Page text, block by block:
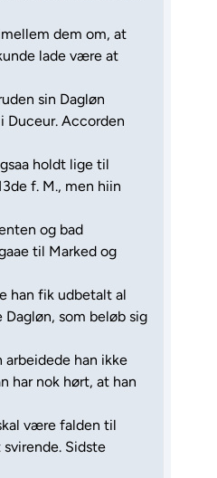
dem om, at
lade være at
sin Dagløn
Duceur. Accorden
holdt lige til
f. M., men hiin
og bad
til Marked og
han fik udbetalt al
som beløb sig
arbeidede han ikke
har nok hørt, at han
være falden til
Sidste